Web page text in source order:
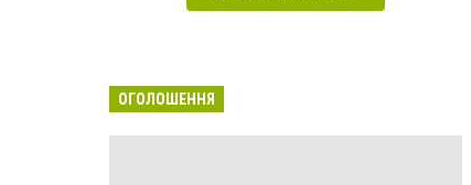
ОГОЛОШЕННЯ